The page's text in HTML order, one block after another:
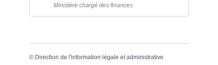
Ministère chargé des finances
© Direction de l'information légale et administrative